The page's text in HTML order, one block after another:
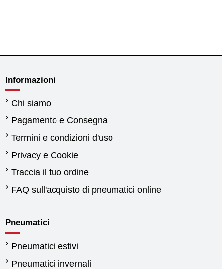
Informazioni
Chi siamo
Pagamento e Consegna
Termini e condizioni d'uso
Privacy e Cookie
Traccia il tuo ordine
FAQ sull'acquisto di pneumatici online
Pneumatici
Pneumatici estivi
Pneumatici invernali